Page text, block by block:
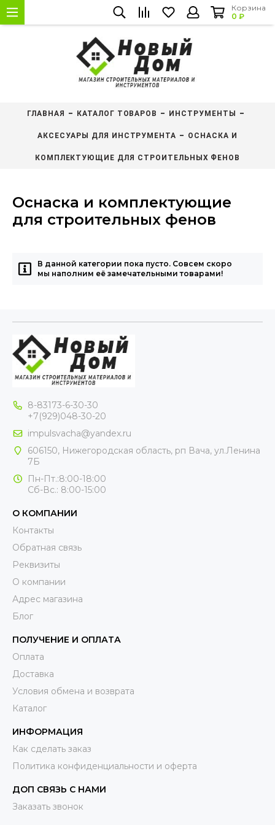
Корзина
0 ₽
ГЛАВНАЯ КАТАЛОГ ТОВАРОВ ИНСТРУМЕНТЫ
АКСЕСУАРЫ ДЛЯ ИНСТРУМЕНТА ОСНАСКА И
КОМПЛЕКТУЮЩИЕ ДЛЯ СТРОИТЕЛЬНЫХ ФЕНОВ
Оснаска и комплектующие
для строительных фенов
В данной категории пока пусто. Совсем скоро
мы наполним её замечательными товарами!
8-83173-6-30-30
+7(929)048-30-20
impulsvacha@yandex.ru
606150, Нижегородская область, рп Вача, ул.Ленина
7Б
Пн-Пт.:8:00-18:00
Сб-Вс.: 8:00-15:00
О КОМПАНИИ
Контакты
Обратная связь
Реквизиты
О компании
Адрес магазина
Блог
ПОЛУЧЕНИЕ И ОПЛАТА
Оплата
Доставка
Условия обмена и возврата
Каталог
ИНФОРМАЦИЯ
Как сделать заказ
Политика конфиденциальности и оферта
ДОП СВЯЗЬ С НАМИ
Заказать звонок